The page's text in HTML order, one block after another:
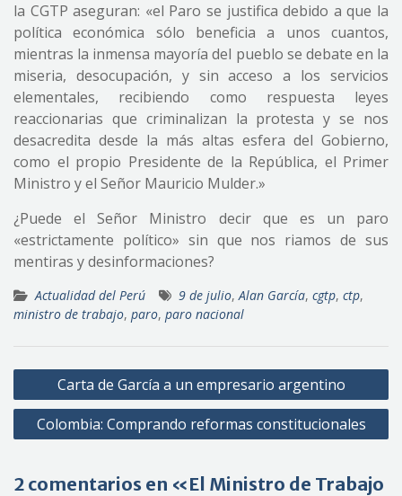
la CGTP aseguran: «el Paro se justifica debido a que la
política económica sólo beneficia a unos cuantos,
mientras la inmensa mayoría del pueblo se debate en la
miseria, desocupación, y sin acceso a los servicios
elementales, recibiendo como respuesta leyes
reaccionarias que criminalizan la protesta y se nos
desacredita desde la más altas esfera del Gobierno,
como el propio Presidente de la República, el Primer
Ministro y el Señor Mauricio Mulder.»
¿Puede el Señor Ministro decir que es un paro
«estrictamente político» sin que nos riamos de sus
mentiras y desinformaciones?
Actualidad del Perú 9 de julio,Alan García, cgtp, ctp,
ministro de trabajo, paro, paro nacional
Navegación
de
entradas
Carta de García a un empresario argentino
Colombia: Comprando reformas constitucionales
2 comentarios en «El Ministro de Trabajo